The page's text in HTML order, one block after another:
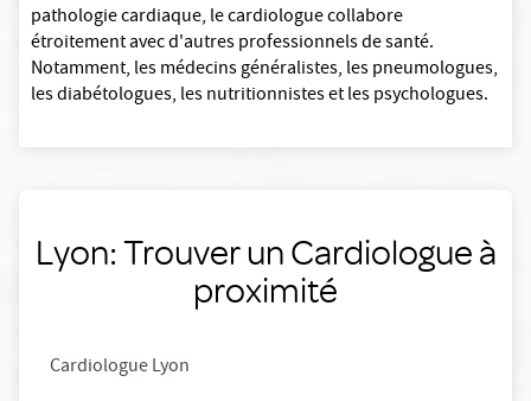
pathologie cardiaque, le cardiologue collabore
étroitement avec d'autres professionnels de santé.
Notamment, les médecins généralistes, les pneumologues,
les diabétologues, les nutritionnistes et les psychologues.
Lyon: Trouver un Cardiologue à
proximité
Cardiologue Lyon